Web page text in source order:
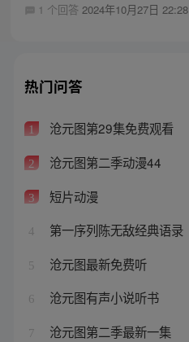
1 个回答 2024年10月27日 22:28
热门问答
1 沧元图第29集免费观看
2 沧元图第二季动漫44
3 短片动漫
4 第一序列陈无敌经典语录
5 沧元图最新免费听
6 沧元图有声小说听书
7 沧元图第二季最新一集